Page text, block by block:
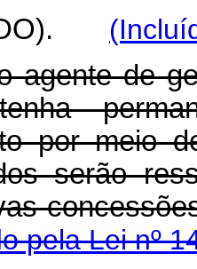
agente de
por meio
serão
pela Lei nº